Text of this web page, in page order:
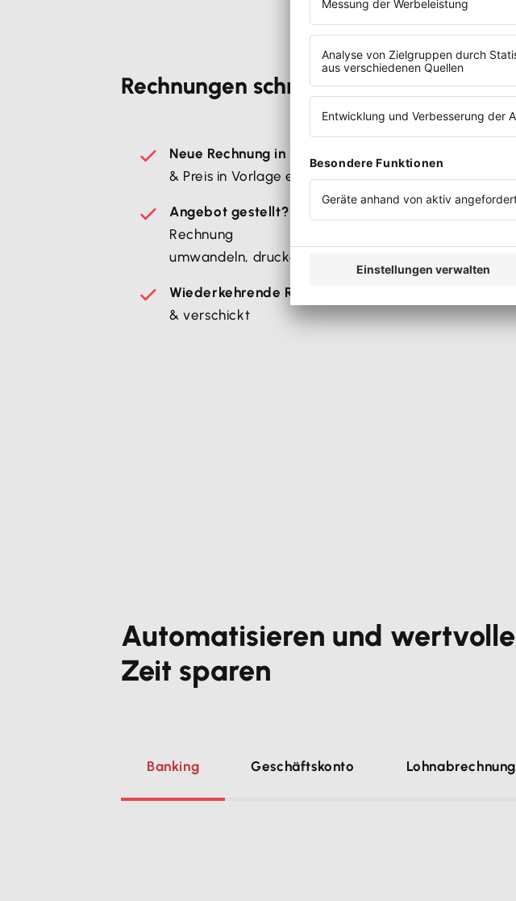
Rechnungen schreiben
Neue Rechnung in 1 Minute:
& Preis in Vorlage einfügen - fertig
Angebot gestellt? Noch einfacher! Mit 1 Klick in
Rechnung
umwandeln, drucken oder mailen
Wiederkehrende Rechnungen?
& verschickt
Automatisieren und wertvolle
Zeit sparen
Banking Geschäftskonto Lohnabrechnung